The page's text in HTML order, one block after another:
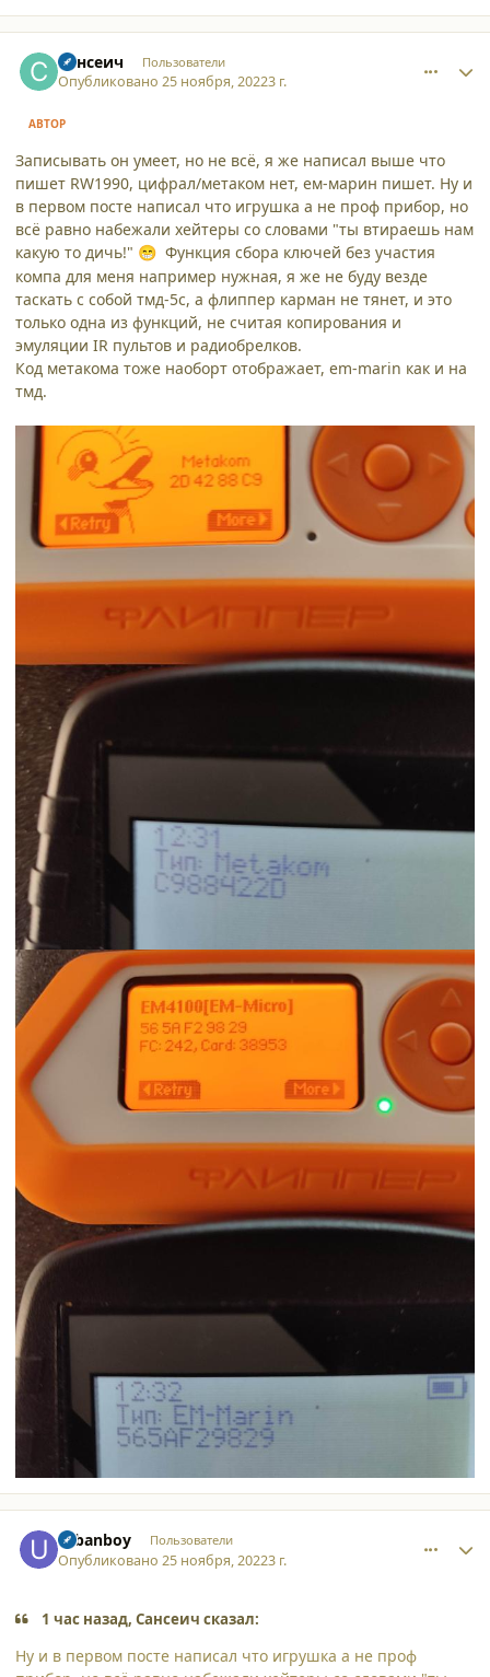
Сансеич Пользователи
Опубликовано25 ноября, 20223 г.
АВТОР
Записывать он умеет, но не всё, я же написал выше что
пишет RW1990, цифрал/метаком нет, ем-марин пишет. Ну и
в первом посте написал что игрушка а не проф прибор, но
всё равно набежали хейтеры со словами "ты втираешь нам
какую то дичь!" 😁 Функция сбора ключей без участия
компа для меня например нужная, я же не буду везде
таскать с собой тмд-5с, а флиппер карман не тянет, и это
только одна из функций, не считая копирования и
эмуляции IR пультов и радиобрелков.
Код метакома тоже наоборт отображает, em-marin как и на
тмд.
urbanboy Пользователи
Опубликовано25 ноября, 20223 г.
1 час назад, Сансеич сказал:
Ну и в первом посте написал что игрушка а не проф